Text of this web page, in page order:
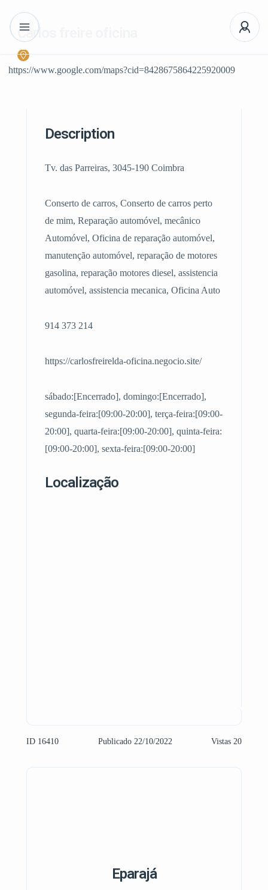
Carlos freire oficina
https://www.google.com/maps?cid=8428675864225920009
Description
Tv. das Parreiras, 3045-190 Coimbra
Conserto de carros, Conserto de carros perto
de mim, Reparação automóvel, mecânico
Automóvel, Oficina de reparação automóvel,
manutenção automóvel, reparação de motores
gasolina, reparação motores diesel, assistencia
automóvel, assistencia mecanica, Oficina Auto
914 373 214
https://carlosfreirelda-oficina.negocio.site/
sábado:[Encerrado], domingo:[Encerrado],
segunda-feira:[09:00-20:00], terça-feira:[09:00-
20:00], quarta-feira:[09:00-20:00], quinta-feira:
[09:00-20:00], sexta-feira:[09:00-20:00]
Localização
ID 16410 Publicado 22/10/2022 Vistas 20
Eparajá